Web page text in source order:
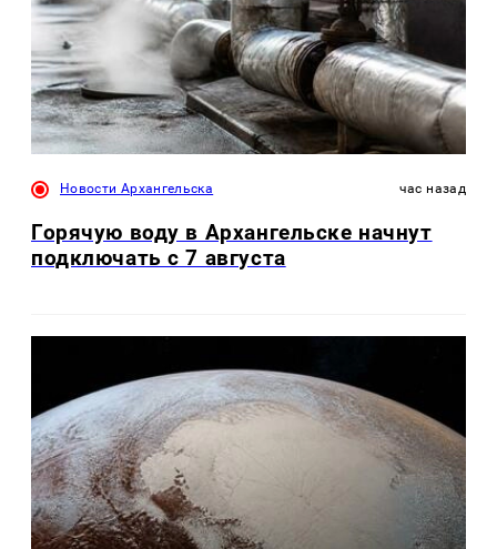
Новости Архангельска час назад
Горячую воду в Архангельске начнут
подключать с 7 августа